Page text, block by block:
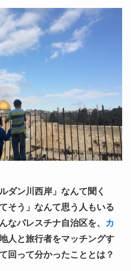
ダン川西岸」なんて聞く
そう」なんて思う人もいる
なパレスチナ自治区を、
カ
人と旅行者をマッチングす
回って分かったこととは？